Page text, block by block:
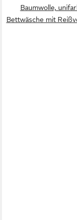
Baumwolle,
Bettwäsche mit